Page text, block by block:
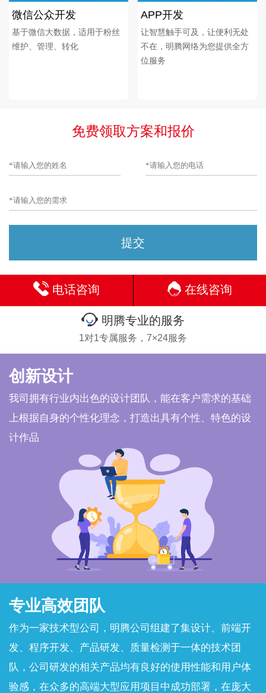
微信公众开发
基于微信大数据，适用于粉丝
维护、管理、转化
APP开发
让智慧触手可及，让便利无处
不在，明腾网络为您提供全方
位服务
免费领取方案和报价
电话咨询 在线咨询
明腾专业的服务
1对1专属服务，7×24服务
创新设计
我司拥有行业内出色的设计团队，能在客户需求的基础
上根据自身的个性化理念，打造出具有个性、特色的设
计作品
专业高效团队
作为一家技术型公司，明腾公司组建了集设计、前端开
发、程序开发、产品研发、质量检测于一体的技术团
队，公司研发的相关产品均有良好的使用性能和用户体
验感，在众多的高端大型应用项目中成功部署，在庞大